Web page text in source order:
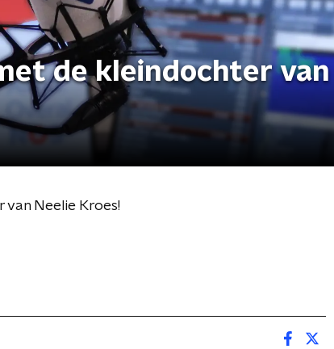
de kleindochter van
Neelie Kroes!